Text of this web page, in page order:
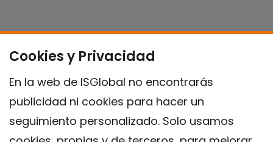
Cookies y Privacidad
En la web de ISGlobal no encontrarás
publicidad ni cookies para hacer un
seguimiento personalizado. Solo usamos